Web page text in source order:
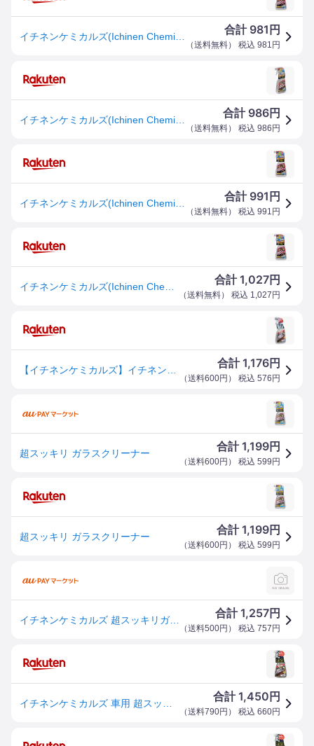
合計 981 円
（送料無料） 税込 981 円
合計 986円
（送料無料） 税込 986 円
合計 991 円
（送料無料） 税込 991 円
合計1,027円
（送料無料） 税込 1,027 円
合計1,176円
（送料600円 ） 税込 576 円
超スッキリ ガラスクリーナー
合計1,199円
（送料600円 ） 税込 599 円
超スッキリ ガラスクリーナー
合計1,199円
（送料600円 ） 税込 599 円
イチネンケミカルズ 超スッキリガラスクリーナー 15128 WO店
合計1,257円
（送料500円 ） 税込 757 円
合計1,450 円
（送料790円 ） 税込 660円